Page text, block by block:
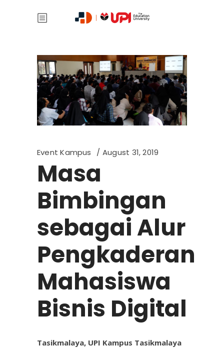
Event Kampus August 31, 2019
Masa
Bimbingan
sebagai Alur
Pengkaderan
Mahasiswa
Bisnis Digital
Tasikmalaya, UPI Kampus Tasikmalaya